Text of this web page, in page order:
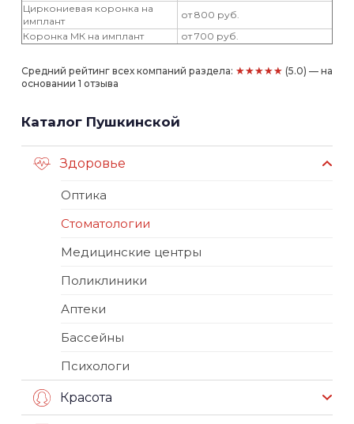
Циркониевая коронка на
имплант
от 800 руб.
Коронка МК на имплант
от 700 руб.
Средний рейтинг всех компаний раздела: ★★★★★ (5.0) — на
основании 1 отзыва
Каталог Пушкинской
Здоровье
Оптика
Стоматологии
Медицинские центры
Поликлиники
Аптеки
Бассейны
Психологи
Красота